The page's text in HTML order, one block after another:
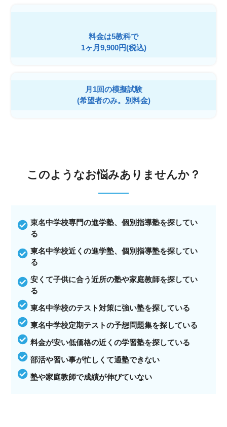
料金は5教科で
1ヶ月9,900円(税込)
月1回の模擬試験
(希望者のみ。別料金)
このようなお悩みありませんか？
東名中学校専門の進学塾、個別指導塾を探してい
る
東名中学校近くの進学塾、個別指導塾を探してい
る
安くて子供に合う近所の塾や家庭教師を探してい
る
東名中学校のテスト対策に強い塾を探している
東名中学校定期テストの予想問題集を探している
料金が安い低価格の近くの学習塾を探している
部活や習い事が忙しくて通塾できない
塾や家庭教師で成績が伸びていない